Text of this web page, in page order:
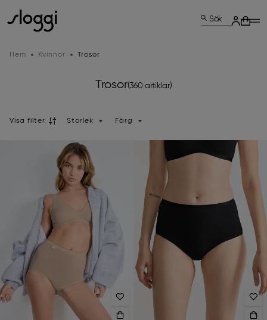
Sök
Hem Kvinnor Trosor
Trosor(360 artiklar)
Visa filter Storlek Färg